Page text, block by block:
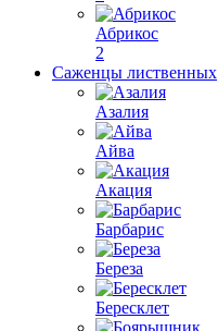
Абрикос
2
Саженцы лиственных
Азалия
Айва
Акация
Барбарис
Береза
Бересклет